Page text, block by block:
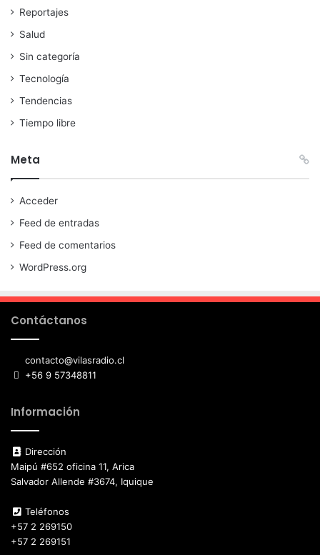
Reportajes
Salud
Sin categoría
Tecnología
Tendencias
Tiempo libre
Meta
Acceder
Feed de entradas
Feed de comentarios
WordPress.org
Contáctanos
contacto@vilasradio.cl
+56 9 57348811
Información
Dirección
Maipú #652 oficina 11, Arica
Salvador Allende #3674, Iquique
Teléfonos
+57 2 269150
+57 2 269151